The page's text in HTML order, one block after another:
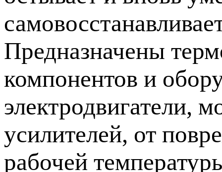
Предназначены
компонентов и
электродвигатели,
усилителей, от
рабочей